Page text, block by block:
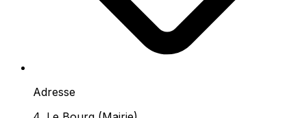
Adresse